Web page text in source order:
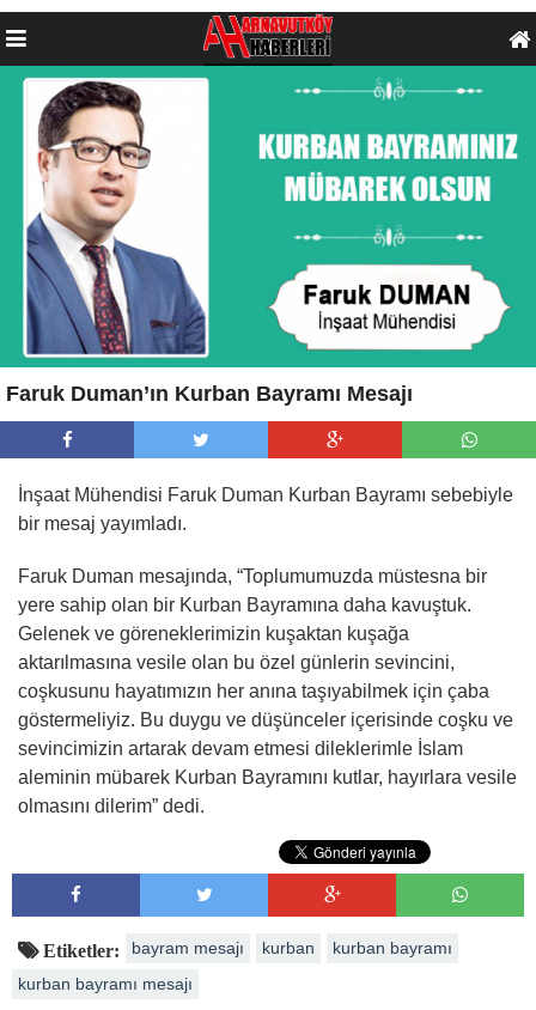
Faruk Duman’ın Kurban Bayramı Mesajı
İnşaat Mühendisi Faruk Duman Kurban Bayramı sebebiyle
bir mesaj yayımladı.
Faruk Duman mesajında, “Toplumumuzda müstesna bir
yere sahip olan bir Kurban Bayramına daha kavuştuk.
Gelenek ve göreneklerimizin kuşaktan kuşağa
aktarılmasına vesile olan bu özel günlerin sevincini,
coşkusunu hayatımızın her anına taşıyabilmek için çaba
göstermeliyiz. Bu duygu ve düşünceler içerisinde coşku ve
sevincimizin artarak devam etmesi dileklerimle İslam
aleminin mübarek Kurban Bayramını kutlar, hayırlara vesile
olmasını dilerim” dedi.
Etiketler: bayram mesajı kurban
kurban bayramı
kurban bayramı mesajı